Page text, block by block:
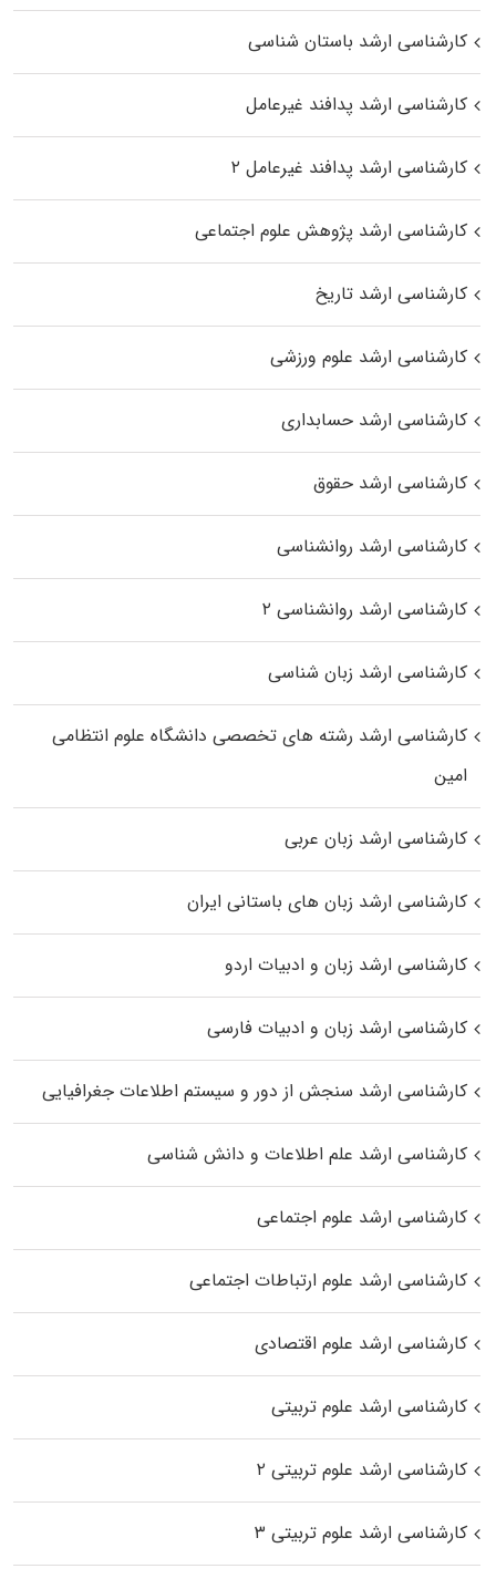
کارشناسی ارشد باستان شناسی
کارشناسی ارشد پدافند غیرعامل
کارشناسی ارشد پدافند غیرعامل ۲
کارشناسی ارشد پژوهش علوم اجتماعی
کارشناسی ارشد تاریخ
کارشناسی ارشد علوم ورزشی
کارشناسی ارشد حسابداری
کارشناسی ارشد حقوق
کارشناسی ارشد روانشناسی
کارشناسی ارشد روانشناسی ۲
کارشناسی ارشد زبان شناسی
کارشناسی ارشد رﺷﺘﻪ ﻫﺎی تخصصی داﻧﺸﮕﺎه ﻋﻠﻮم انتظامی
اﻣﻴﻦ
کارشناسی ارشد زبان عربی
کارشناسی ارشد زبان‌ های باستانی ایران
کارشناسی ارشد زبان و ادبیات اردو
کارشناسی ارشد زبان و ادبیات فارسی
کارشناسی ارشد سنجش از دور و سیستم اطلاعات جغرافیایی
کارشناسی ارشد علم اطلاعات و دانش شناسی
کارشناسی ارشد علوم اجتماعی
کارشناسی ارشد علوم ارتباطات اجتماعی
کارشناسی ارشد علوم اقتصادی
کارشناسی ارشد علوم تربیتی
کارشناسی ارشد علوم تربیتی ۲
کارشناسی ارشد علوم تربیتی ۳